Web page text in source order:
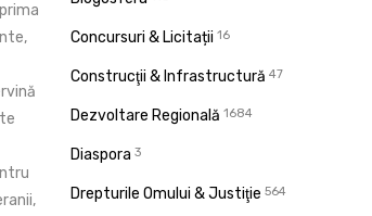
Concursuri & Licitații 16
Construcţii & Infrastructură 47
Dezvoltare Regională 1684
Diaspora 3
Drepturile Omului & Justiţie 564